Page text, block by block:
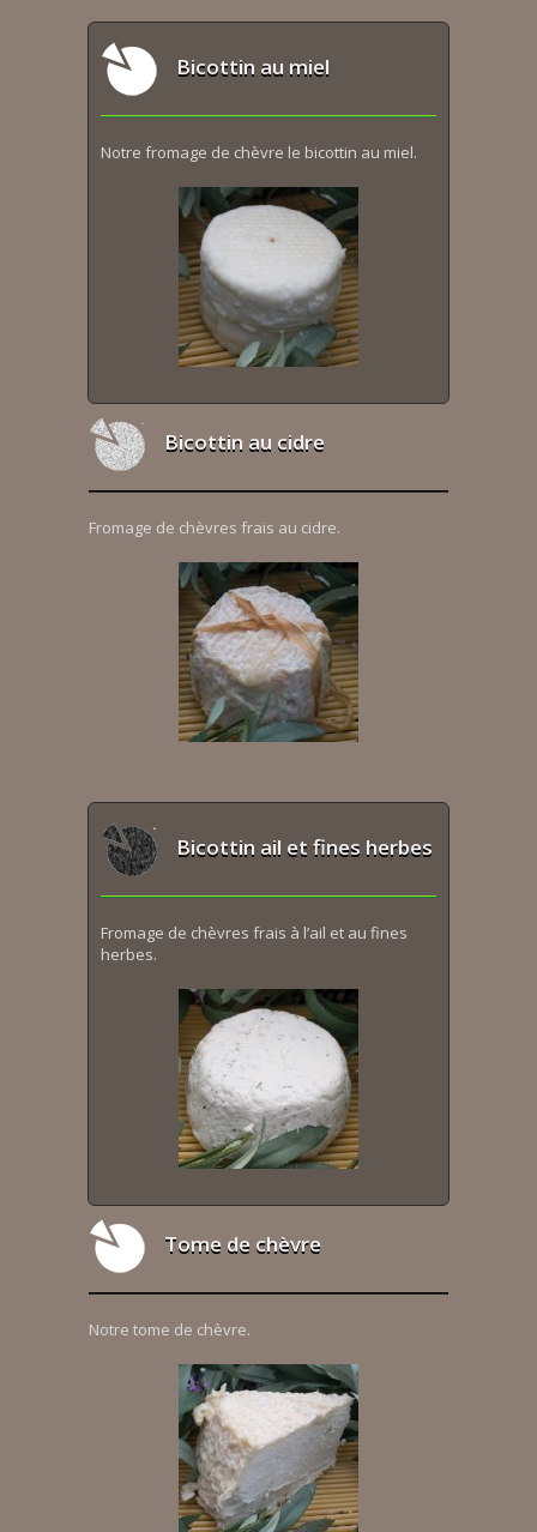
Bicottin au miel
Notre fromage de chèvre le bicottin au miel.
Bicottin au cidre
Fromage de chèvres frais au cidre.
Bicottin ail et fines herbes
Fromage de chèvres frais à l’ail et au fines
herbes.
Tome de chèvre
Notre tome de chèvre.